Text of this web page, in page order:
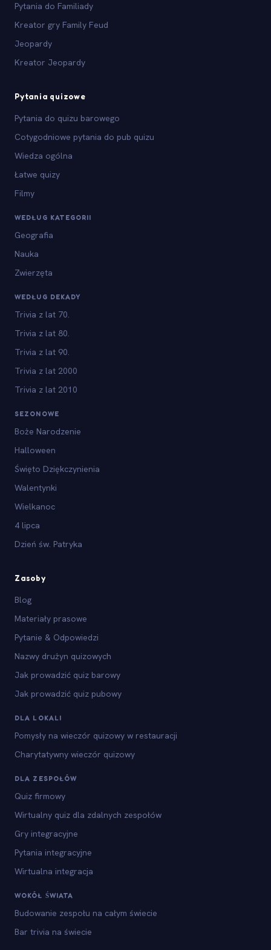
Pytania do Familiady
Kreator gry Family Feud
Jeopardy
Kreator Jeopardy
Pytania quizowe
Pytania do quizu barowego
Cotygodniowe pytania do pub quizu
Wiedza ogólna
Łatwe quizy
Filmy
WEDŁUG KATEGORII
Geografia
Nauka
Zwierzęta
WEDŁUG DEKADY
Trivia z lat 70.
Trivia z lat 80.
Trivia z lat 90.
Trivia z lat 2000
Trivia z lat 2010
SEZONOWE
Boże Narodzenie
Halloween
Święto Dziękczynienia
Walentynki
Wielkanoc
4 lipca
Dzień św. Patryka
Zasoby
Blog
Materiały prasowe
Pytanie & Odpowiedzi
Nazwy drużyn quizowych
Jak prowadzić quiz barowy
Jak prowadzić quiz pubowy
DLA LOKALI
Pomysły na wieczór quizowy w restauracji
Charytatywny wieczór quizowy
DLA ZESPOŁÓW
Quiz firmowy
Wirtualny quiz dla zdalnych zespołów
Gry integracyjne
Pytania integracyjne
Wirtualna integracja
WOKÓŁ ŚWIATA
Budowanie zespołu na całym świecie
Bar trivia na świecie